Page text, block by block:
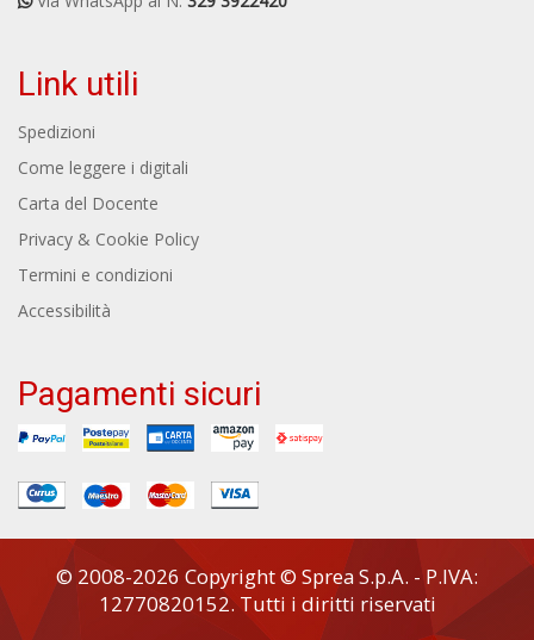
Link utili
Spedizioni
Come leggere i digitali
Carta del Docente
Privacy & Cookie Policy
Termini e condizioni
Accessibilità
Pagamenti sicuri
© 2008-2026 Copyright © Sprea S.p.A. - P.IVA:
12770820152. Tutti i diritti riservati